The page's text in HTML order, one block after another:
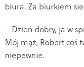
biura. Za biurkiem
– Dzień dobry, ja w
Mój mąż, Robert coś
niepewnie.